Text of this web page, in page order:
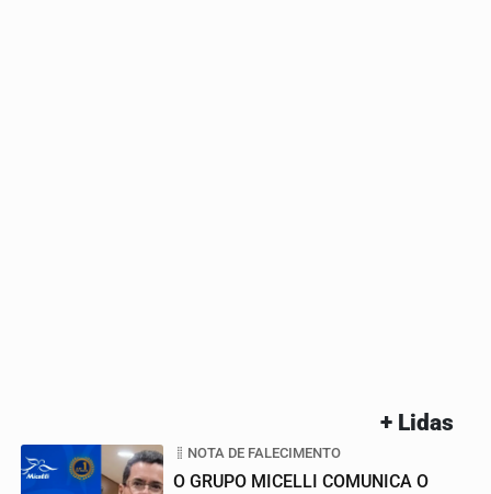
+ Lidas
NOTA DE FALECIMENTO
O GRUPO MICELLI COMUNICA O